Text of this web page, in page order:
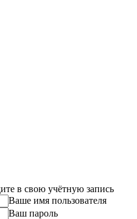
в свою учётную запись
Ваше имя пользователя
Ваш пароль